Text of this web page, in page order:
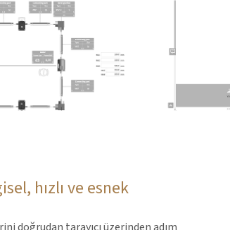
hızlı ve esnek